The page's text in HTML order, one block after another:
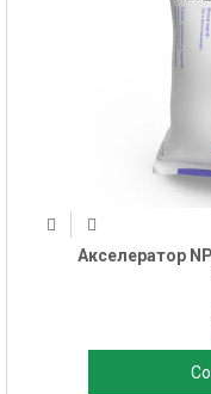
Акселератор